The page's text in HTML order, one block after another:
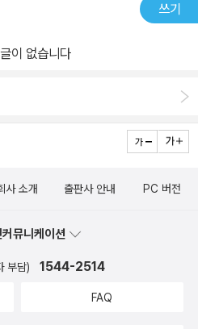
쓰기
이 없습니다
사 소개 출판사 안내 PC 버전
뮤니케이션
부담) 1544-2514
FAQ